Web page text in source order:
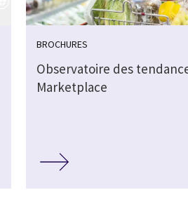
BROCHURES
Observatoire des
Marketplace